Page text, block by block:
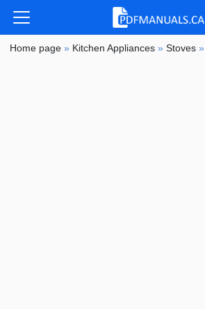
Home page » Kitchen Appliances »Stoves »